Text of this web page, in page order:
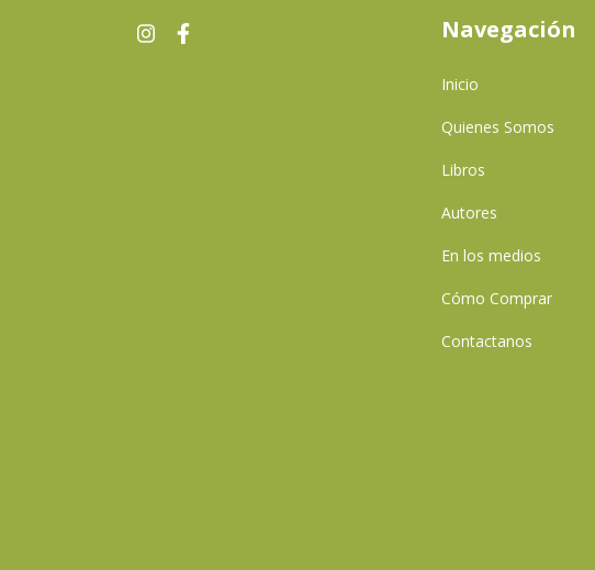
Navegación
Inicio
Quienes Somos
Libros
Autores
En los medios
Cómo Comprar
Contactanos